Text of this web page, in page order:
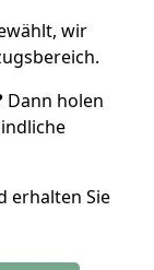
wir
Dann holen
erhalten Sie